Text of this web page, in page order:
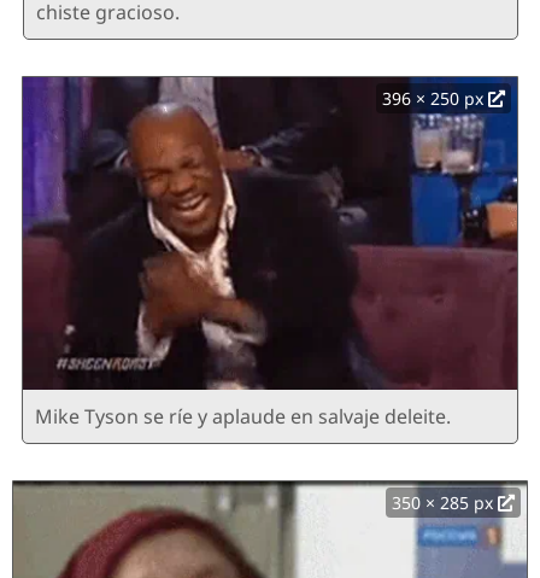
chiste gracioso.
396 × 250 px
Mike Tyson se ríe y aplaude en salvaje deleite.
350 × 285 px